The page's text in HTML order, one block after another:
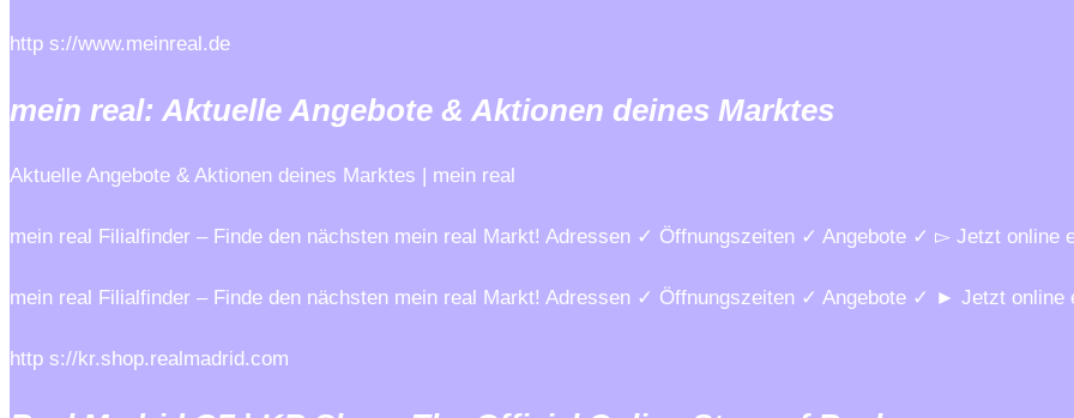
http s://www.meinreal.de
mein real: Aktuelle Angebote & Aktionen deines Marktes
Aktuelle Angebote & Aktionen deines Marktes | mein real
mein real Filialfinder – Finde den nächsten mein real Markt! Adressen ✓ Öffnungszeiten ✓ Angebote ✓ ▻ Jetzt online
mein real Filialfinder – Finde den nächsten mein real Markt! Adressen ✓ Öffnungszeiten ✓ Angebote ✓ ► Jetzt online
http s://kr.shop.realmadrid.com